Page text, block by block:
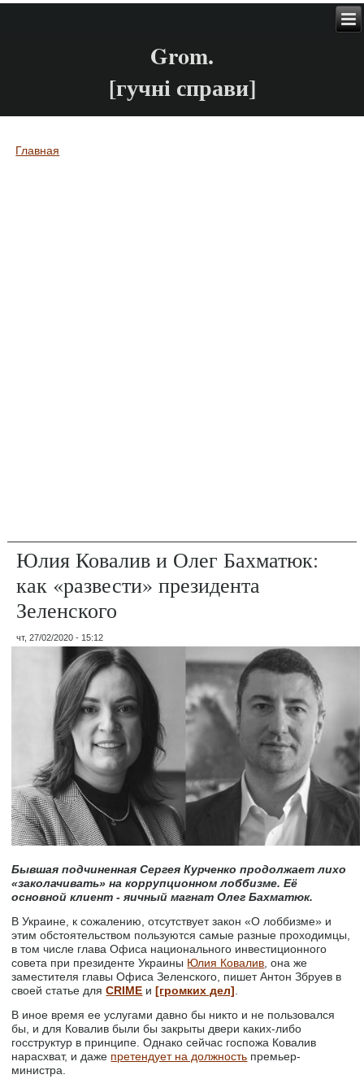
Grom.
[гучні справи]
Вы здесь
Главная
Юлия Ковалив и Олег Бахматюк:
как «развести» президента
Зеленского
чт, 27/02/2020 - 15:12
Бывшая подчиненная Сергея Курченко продолжает лихо
«заколачивать» на коррупционном лоббизме. Её
основной клиент - яичный магнат Олег Бахматюк.
В Украине, к сожалению, отсутствует закон «О лоббизме» и
этим обстоятельством пользуются самые разные проходимцы,
в том числе глава Офиса национального инвестиционного
совета при президенте Украины Юлия Ковалив , она же
заместителя главы Офиса Зеленского, пишет Антон Збруев в
своей статье дляCRIME и[громких дел]
В иное время ее услугами давно бы никто и не пользовался
бы, и для Ковалив были бы закрыты двери каких-либо
госструктур в принципе. Однако сейчас госпожа Ковалив
нарасхват, и даже претендует на должность премьер-
министра.